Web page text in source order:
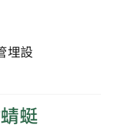
埋設
蜓